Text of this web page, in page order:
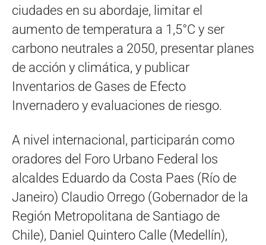
ciudades en su abordaje, limitar el
aumento de temperatura a 1,5°C y ser
carbono neutrales a 2050, presentar planes
de acción y climática, y publicar
Inventarios de Gases de Efecto
Invernadero y evaluaciones de riesgo.
A nivel internacional, participarán como
oradores del Foro Urbano Federal los
alcaldes Eduardo da Costa Paes (Río de
Janeiro) Claudio Orrego (Gobernador de la
Región Metropolitana de Santiago de
Chile), Daniel Quintero Calle (Medellín),